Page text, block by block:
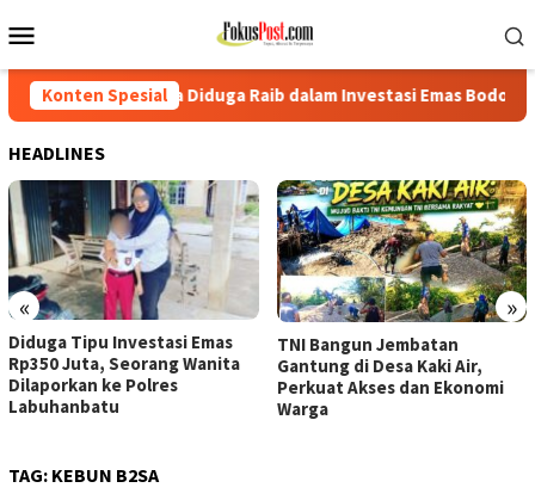
ke
Mobile
Konten Spesial
Diduga Raib dalam Investasi Emas Bodong Diduga
HEADLINES
« »
Diduga Tipu Investasi Emas
Rp350 Juta, Seorang Wanita
Dilaporkan ke Polres
Labuhanbatu
TNI Bangun Jembatan
Gantung di Desa Kaki Air,
Perkuat Akses dan Ekonomi
Warga
TAG: KEBUN B2SA